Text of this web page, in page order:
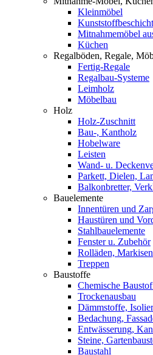
Kleinmöbel
Mitnahmemöbel
Küchen
Regalböden, Regale,
Fertig-Regale
Regalbau-Systeme
Leimholz
Möbelbau
Holz
Holz-Zuschnitt
Bau-, Kantholz
Hobelware
Leisten
Wand- u.
Parkett, Dielen,
Balkonbretter,
Bauelemente
Innentüren und
Haustüren und
Stahlbauelemente
Fenster u. Zubehör
Rolläden, Markisen
Treppen
Baustoffe
Chemische
Trockenausbau
Dämmstoffe,
Bedachung,
Entwässerung,
Steine,
Baustahl